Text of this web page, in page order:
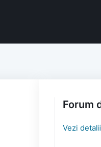
Forum
Vezi detalii